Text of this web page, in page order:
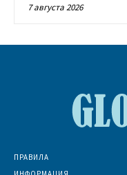
7 августа 2026
ПРАВИЛА